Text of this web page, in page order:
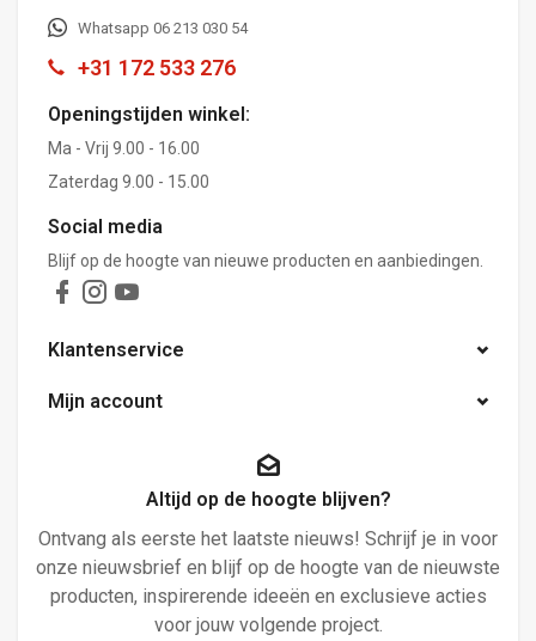
Whatsapp 06 213 030 54
+31 172 533 276
Openingstijden winkel:
Ma - Vrij 9.00 - 16.00
Zaterdag 9.00 - 15.00
Social media
Blijf op de hoogte van nieuwe producten en aanbiedingen.
Klantenservice
Mijn account
Altijd op de hoogte blijven?
Ontvang als eerste het laatste nieuws! Schrijf je in voor
onze nieuwsbrief en blijf op de hoogte van de nieuwste
producten, inspirerende ideeën en exclusieve acties
voor jouw volgende project.